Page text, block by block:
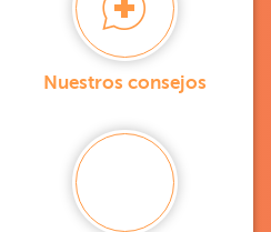
Nuestros consejos